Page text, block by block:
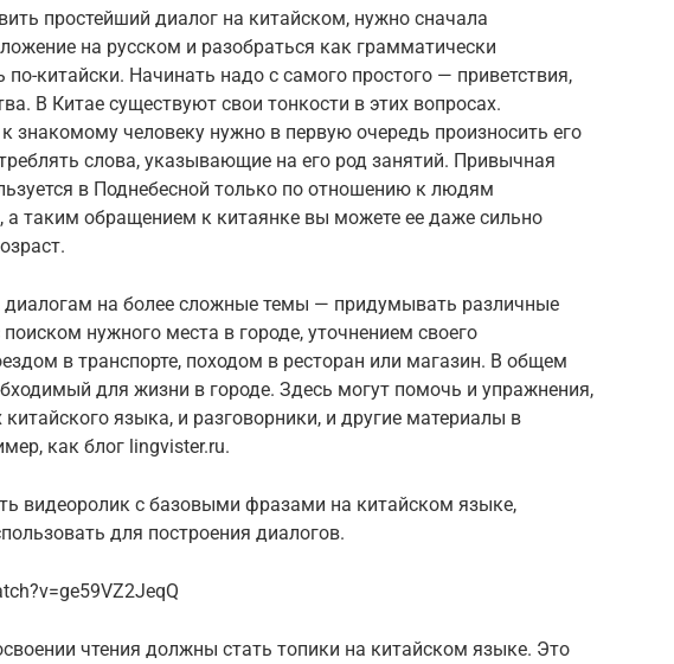
простейший диалог на китайском, нужно сначала
на русском и разобраться как грамматически
по-китайски. Начинать надо с самого простого — приветствия,
В Китае существуют свои тонкости в этих вопросах.
знакомому человеку нужно в первую очередь произносить его
слова, указывающие на его род занятий. Привычная
в Поднебесной только по отношению к людям
а таким обращением к китаянке вы можете ее даже сильно
диалогам на более сложные темы — придумывать различные
нужного места в городе, уточнением своего
в транспорте, походом в ресторан или магазин. В общем
для жизни в городе. Здесь могут помочь и упражнения,
языка, и разговорники, и другие материалы в
как блог lingvister.ru.
видеоролик с базовыми фразами на китайском языке,
для построения диалогов.
чтения должны стать топики на китайском языке. Это